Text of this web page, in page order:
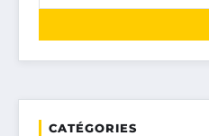
CATÉGORIES